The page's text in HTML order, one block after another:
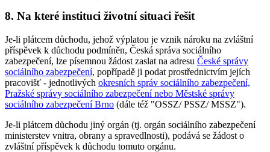
8. Na které instituci životní situaci řešit
Je-li plátcem důchodu, jehož výplatou je vznik nároku na zvláštní
příspěvek k důchodu podmíněn, Česká správa sociálního
zabezpečení, lze písemnou žádost zaslat na adresu České správy
sociálního zabezpečení, popřípadě ji podat prostřednictvím jejích
pracovišť - jednotlivých okresních správ sociálního zabezpečení,
Pražské správy sociálního zabezpečení nebo Městské správy
sociálního zabezpečení Brno (dále též "OSSZ/ PSSZ/ MSSZ").
Je-li plátcem důchodu jiný orgán (tj. orgán sociálního zabezpečení
ministerstev vnitra, obrany a spravedlnosti), podává se žádost o
zvláštní příspěvek k důchodu tomuto orgánu.